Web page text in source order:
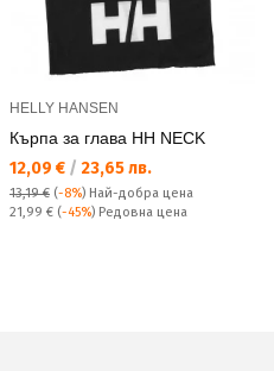
HELLY HANSEN
Кърпа за глава HH NECK
Текуща цена:
12,09 € / 23,65 лв.
13,19 € (-8%) Най-добра цена
Редовна цена:
21,99 € (-45%) Редовна цена